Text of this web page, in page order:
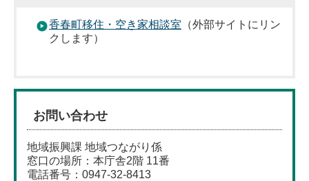
香春町移住・空き家相談室 （外部サイトにリン
クします）
お問い合わせ
地域振興課 地域つながり係
窓口の場所：本庁舎2階 11番
電話番号：0947-32-8413